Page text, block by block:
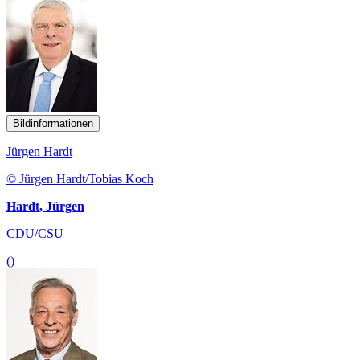
Bildinformationen
Jürgen Hardt
© Jürgen Hardt/Tobias Koch
Hardt, Jürgen
CDU/CSU
()